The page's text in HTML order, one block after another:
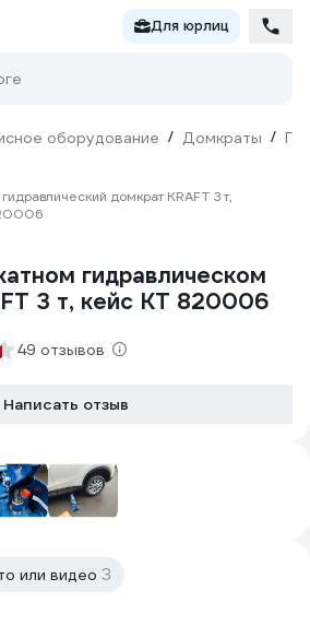
Для юрлиц
оборудование / Домкраты /
домкрат KRAFT 3 т,
гидравлическом
3 т, кейс KT 820006
49 отзывов
Написать отзыв
или видео 3